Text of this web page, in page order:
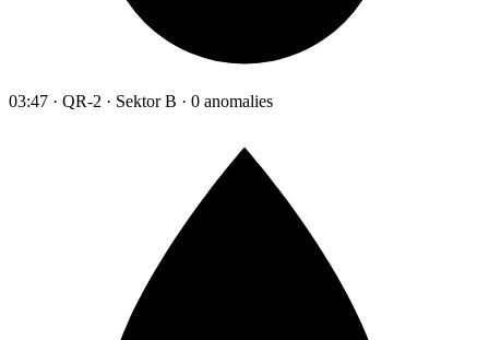
03:47 · QR-2 · Sektor B · 0 anomalies